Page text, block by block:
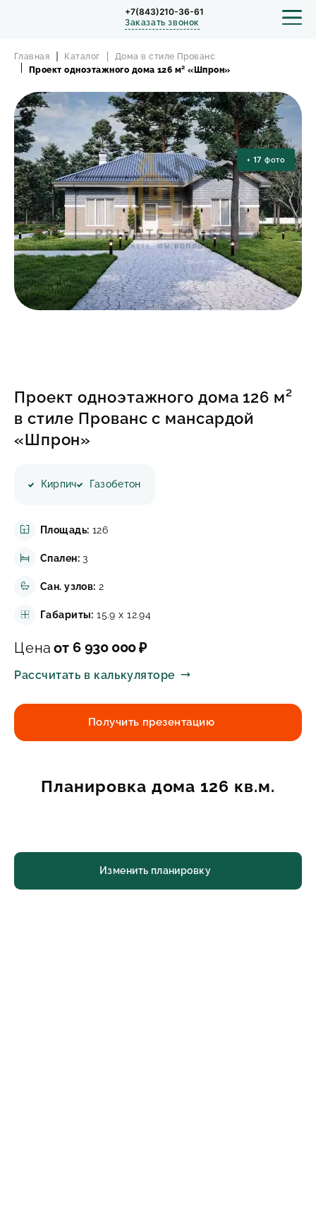
+7(843)210-36-61
Заказать звонок
СТРОИТЕЛЬСТВО
ПРОЕКТЫ
ПОРТФОЛИО
БЛОГ
О КОМПАНИИ
ОТЗЫВЫ
Написать в Телеграмм
+7(843)210-36-61
Главная Каталог
Дома в стиле Прованс
Проект одноэтажного дома 126 м² «Шпрон»
+ 17 фото
Проект одноэтажного дома 126 м²
в стиле Прованс с мансардой
«Шпрон»
Кирпич Газобетон
Площадь: 126
Спален:3
Сан. узлов: 2
Габариты: 15.9 x 12.94
Получить презентацию
Цена от 6 930 000₽
Рассчитать в калькуляторе
Планировка дома 126 кв.м.
Изменить планировку